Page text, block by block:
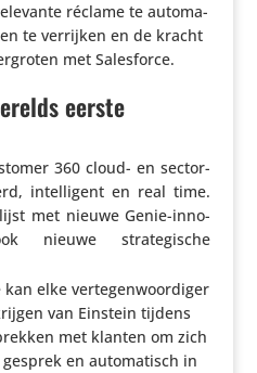
réclame te auto­ma­
te verrijken en de kracht
met Salesforce.
eerste
360 cloud- en sector­
intel­li­gent en real time.
met nieuwe Genie-inno­
nieuwe stra­te­gi­sche
kan elke verte­gen­woor­diger
van Einstein tijdens
met klanten om zich
en auto­ma­tisch in